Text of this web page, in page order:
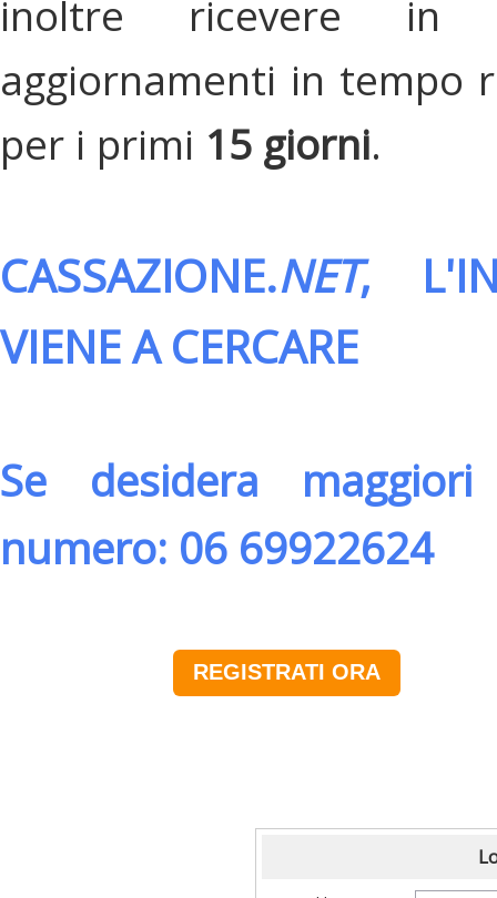
inoltre ricevere in
aggiornamenti in tempo
per i primi 15 giorni.
CASSAZIONE.NET,
VIENE A CERCARE
Se desidera
numero: 06 69922624
REGISTRATI ORA